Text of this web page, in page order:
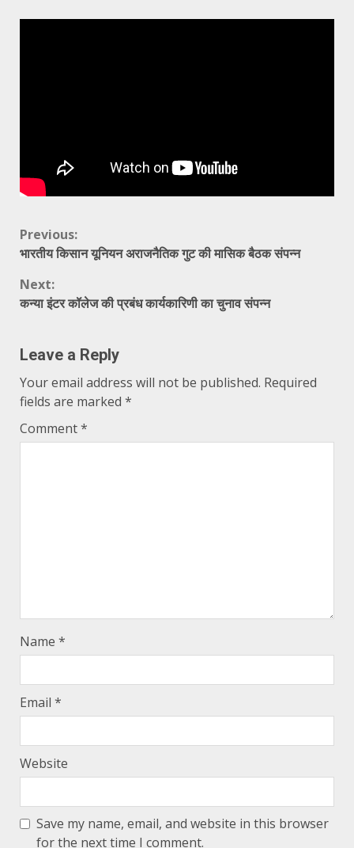
Continue
Reading
Previous:
भारतीय किसान यूनियन अराजनैतिक गुट की मासिक बैठक संपन्न
Next:
कन्या इंटर कॉलेज की प्रबंध कार्यकारिणी का चुनाव संपन्न
Leave a Reply
Your email address will not be published. Required
fields are marked *
Comment*
Name *
Email *
Website
Save my name, email, and website in this browser
for the next time I comment.